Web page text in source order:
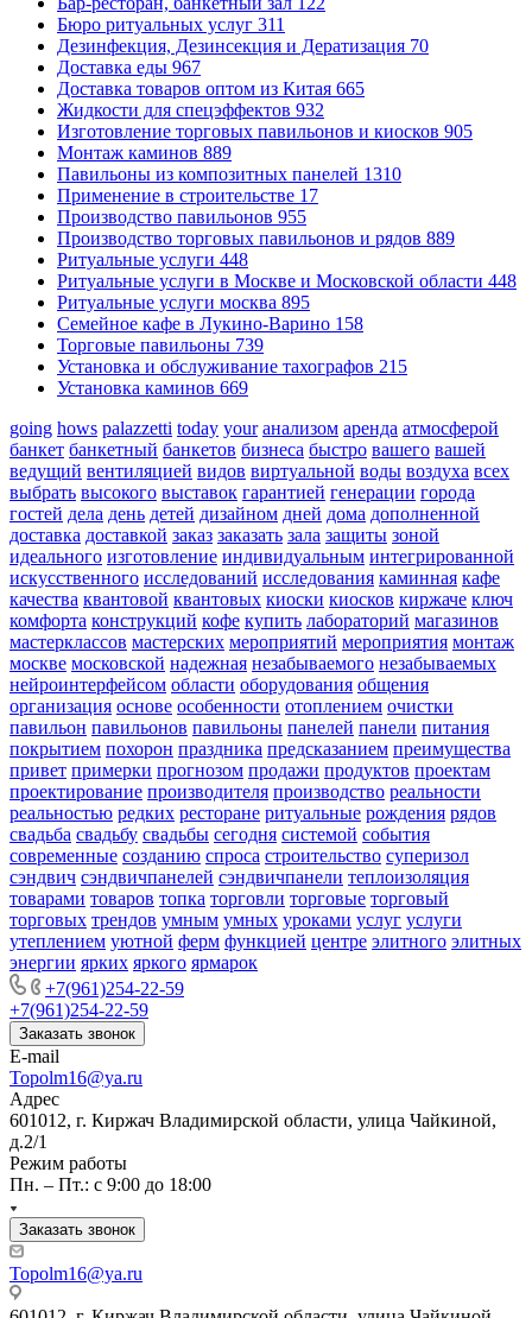
Бюро ритуальных услуг 311
Дезинфекция, Дезинсекция и Дератизация 70
Доставка еды 967
Доставка товаров оптом из Китая 665
Жидкости для спецэффектов 932
Изготовление торговых павильонов и киосков 905
Монтаж каминов 889
Павильоны из композитных панелей 1310
Применение в строительстве 17
Производство павильонов 955
Производство торговых павильонов и рядов 889
Ритуальные услуги 448
Ритуальные услуги в Москве и Московской области 448
Ритуальные услуги москва 895
Семейное кафе в Лукино-Варино 158
Торговые павильоны 739
Установка и обслуживание тахографов 215
Установка каминов 669
going hows palazzetti today your анализом аренда атмосферой
банкет банкетный банкетов бизнеса быстро вашего вашей
ведущий вентиляцией видов виртуальной воды воздуха всех
выбрать высокого выставок гарантией генерации города
гостей дела день детей дизайном дней дома дополненной
доставка доставкой заказ заказать зала защиты зоной
идеального изготовление индивидуальным интегрированной
искусственного исследований исследования каминная кафе
качества квантовой квантовых киоски киосков киржаче ключ
комфорта конструкций кофе купить лабораторий магазинов
мастерклассов мастерских мероприятий мероприятия монтаж
москве московской надежная незабываемого незабываемых
нейроинтерфейсом области оборудования общения
организация основе особенности отоплением очистки
павильон павильонов павильоны панелей панели питания
покрытием похорон праздника предсказанием преимущества
привет примерки прогнозом продажи продуктов проектам
проектирование производителя производство реальности
реальностью редких ресторане ритуальные рождения рядов
свадьба свадьбу свадьбы сегодня системой события
современные созданию спроса строительство суперизол
сэндвич сэндвичпанелей сэндвичпанели теплоизоляция
товарами товаров топка торговли торговые торговый
торговых трендов умным умных уроками услуг услуги
утеплением уютной ферм функцией центре элитного элитных
энергии ярких яркого ярмарок
+7(961)254-22-59
+7(961)254-22-59
Заказать звонок
E-mail
Topolm16@ya.ru
Адрес
601012, г. Киржач Владимирской области, улица Чайкиной,
д.2/1
Режим работы
Пн. – Пт.: с 9:00 до 18:00
Заказать звонок
Topolm16@ya.ru